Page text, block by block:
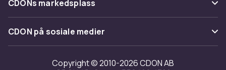
Kundeanmeldelser
Jobbe på CDON
Investor relations
CDONs markedsplass
Merchant Help Center
CDON på sosiale medier
Copyright © 2010-2026 CDON AB